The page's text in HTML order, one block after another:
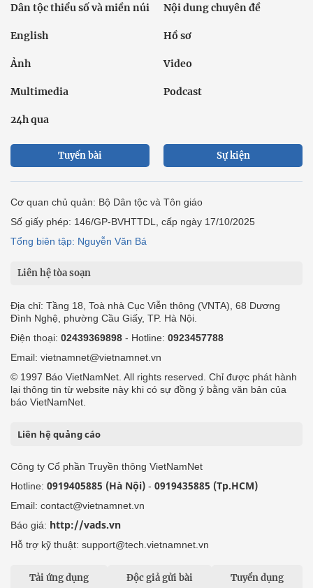
Dân tộc thiểu số và miền núi Nội dung chuyên đề
English Hồ sơ
Ảnh Video
Multimedia Podcast
24h qua
Tuyến bài Sự kiện
Cơ quan chủ quản: Bộ Dân tộc và Tôn giáo
Số giấy phép: 146/GP-BVHTTDL, cấp ngày 17/10/2025
Tổng biên tập: Nguyễn Văn Bá
Liên hệ tòa soạn
Địa chỉ: Tầng 18, Toà nhà Cục Viễn thông (VNTA), 68 Dương
Đình Nghệ, phường Cầu Giấy, TP. Hà Nội.
Điện thoại: 02439369898 - Hotline: 0923457788
Email: vietnamnet@vietnamnet.vn
© 1997 Báo VietNamNet. All rights reserved. Chỉ được phát hành
lại thông tin từ website này khi có sự đồng ý bằng văn bản của
báo VietNamNet.
Liên hệ quảng cáo
Công ty Cổ phần Truyền thông VietNamNet
Hotline: 0919405885 (Hà Nội) - 0919435885 (Tp.HCM)
Email: contact@vietnamnet.vn
Báo giá: http://vads.vn
Hỗ trợ kỹ thuật: support@tech.vietnamnet.vn
Tải ứng dụng Độc giả gửi bài Tuyển dụng